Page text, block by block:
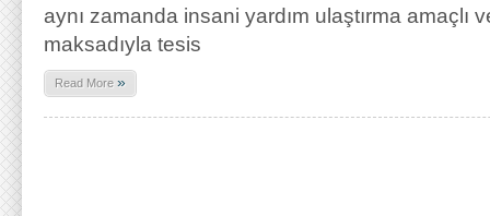
aynı zamanda insani yardım ulaştırma amaçlı
maksadıyla tesis
Read More »